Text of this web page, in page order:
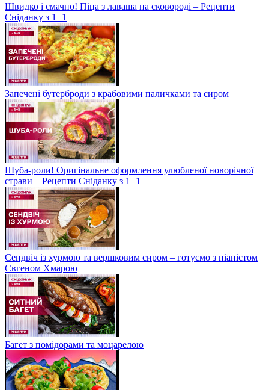
Швидко і смачно! Піца з лаваша на сковороді – Рецепти
Сніданку з 1+1
Запечені бутерброди з крабовими паличками та сиром
Шуба-роли! Оригінальне оформлення улюбленої новорічної
страви – Рецепти Сніданку з 1+1
Сендвіч із хурмою та вершковим сиром – готуємо з піаністом
Євгеном Хмарою
Багет з помідорами та моцарелою